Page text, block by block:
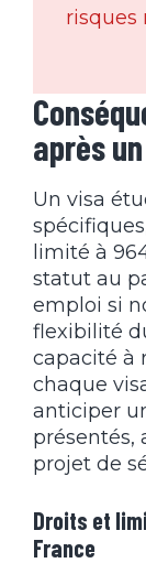
risques
après
Un visa
limité à
statut au
emploi si
flexibilité
capacité à
chaque
anticiper
présentés,
projet de
Droits et
France